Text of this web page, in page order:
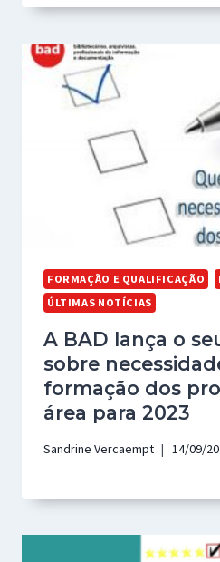
FORMAÇÃO E QUALIFICAÇÃO
ÚLTIMAS NOTÍCIAS
A BAD lança o
sobre
formação dos
área para 2023
Sandrine Vercaempt 14/09/